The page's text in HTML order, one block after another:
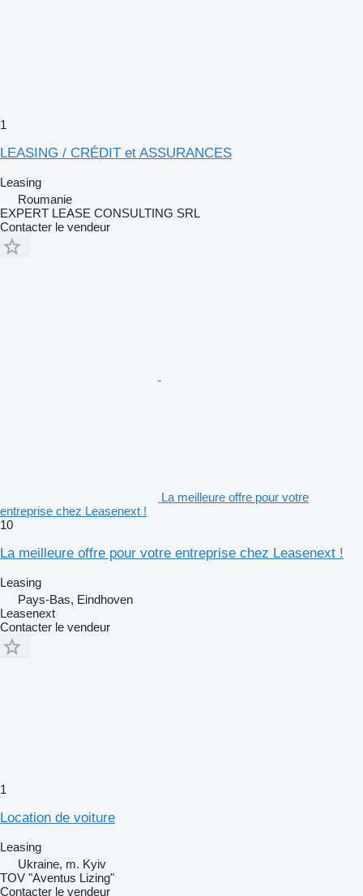
1
LEASING / CRÉDIT et ASSURANCES
Leasing
Roumanie
EXPERT LEASE CONSULTING SRL
Contacter le vendeur
La meilleure offre pour votre
entreprise chez Leasenext !
10
La meilleure offre pour votre entreprise chez Leasenext !
Leasing
Pays-Bas, Eindhoven
Leasenext
Contacter le vendeur
1
Location de voiture
Leasing
Ukraine, m. Kyiv
TOV "Aventus Lizing"
Contacter le vendeur